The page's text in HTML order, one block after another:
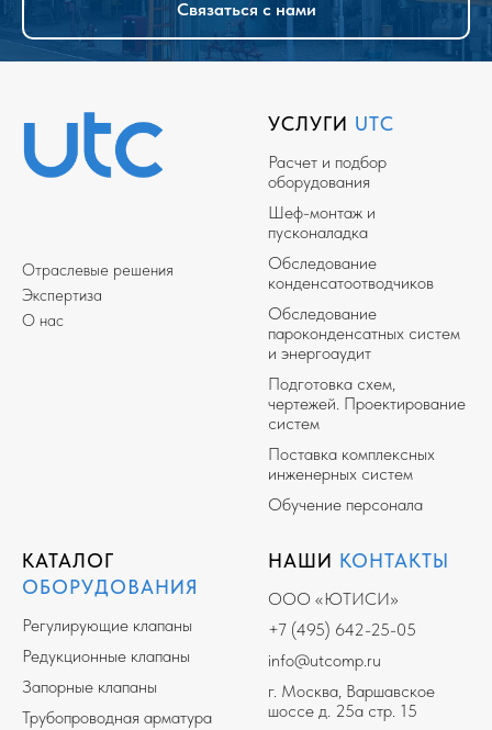
Связаться с нами
Отраслевые решения
Экспертиза
О нас
УСЛУГИ UTC
Расчет и подбор
оборудования
Шеф-монтаж и
пусконаладка
Обследование
конденсатоотводчиков
Обследование
пароконденсатных систем
и энергоаудит
Подготовка схем,
чертежей. Проектирование
систем
Поставка комплексных
инженерных систем
Обучение персонала
КАТАЛОГ
ОБОРУДОВАНИЯ
Регулирующие клапаны
Редукционные клапаны
Запорные клапаны
Трубопроводная арматура
НАШИ КОНТАКТЫ
ООО «ЮТИСИ»
+7 (495) 642-25-05
info@utcomp.ru
г. Москва, Варшавское
шоссе д. 25а стр. 15